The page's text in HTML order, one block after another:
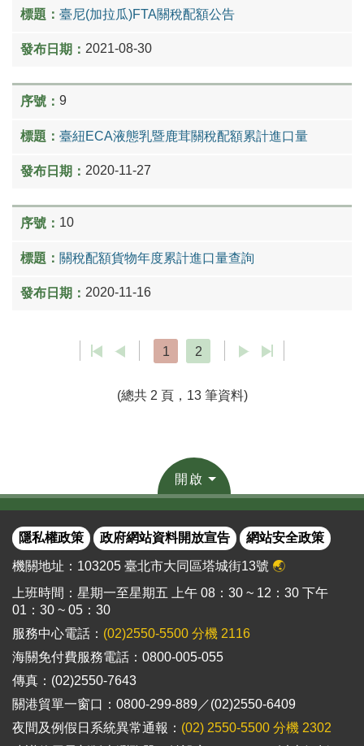
臺尼(加拉瓜)FTA關稅配額公告
2021-08-30
9
臺紐ECA液態乳暨鹿茸關稅配額累計進口量​
2020-11-27
10
關稅配額貨物年度累計進口量查詢
2020-11-16
1 2
(總共 2 頁，13 筆資料)
開啟
隱私權政策 政府網站資料開放宣告 網站安全政策
機關地址：103205 臺北市大同區塔城街13號 🌏
上班時間：星期一至星期五 上午 08：30 ~ 12：30 下午
01：30 ~ 05：30
服務中心電話： (02)2550-5500 分機 2116
海關免付費服務電話：0800-005-055
傳真：(02)2550-7643
關港貿單一窗口：0800-299-889／(02)2550-6409
夜間及例假日系統異常通報： (02) 2550-5500 分機 2302